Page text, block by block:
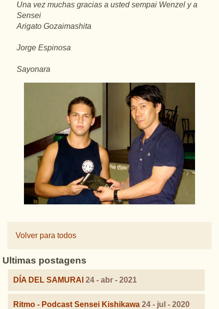
Una vez muchas gracias a usted sempai Wenzel y a
Sensei
Arigato Gozaimashita
Jorge Espinosa
Sayonara
Volver para todos
Ultimas postagens
DÍA DEL SAMURAI 24 - abr - 2021
Ritmo - Podcast Sensei Kishikawa 24 - jul - 2020